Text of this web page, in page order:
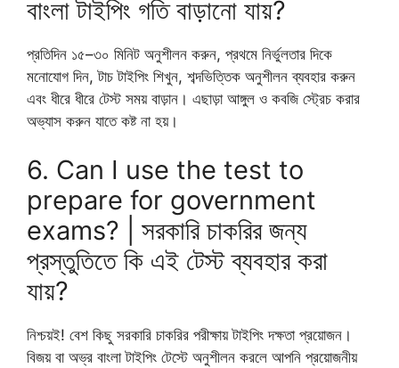
বাংলা টাইপিং গতি বাড়ানো যায়?
প্রতিদিন ১৫–৩০ মিনিট অনুশীলন করুন, প্রথমে নির্ভুলতার দিকে
মনোযোগ দিন, টাচ টাইপিং শিখুন, শব্দভিত্তিক অনুশীলন ব্যবহার করুন
এবং ধীরে ধীরে টেস্ট সময় বাড়ান। এছাড়া আঙ্গুল ও কবজি স্ট্রেচ করার
অভ্যাস করুন যাতে কষ্ট না হয়।
6. Can I use the test to
prepare for government
exams? | সরকারি চাকরির জন্য
প্রস্তুতিতে কি এই টেস্ট ব্যবহার করা
যায়?
নিশ্চয়ই! বেশ কিছু সরকারি চাকরির পরীক্ষায় টাইপিং দক্ষতা প্রয়োজন।
বিজয় বা অভ্র বাংলা টাইপিং টেস্টে অনুশীলন করলে আপনি প্রয়োজনীয়